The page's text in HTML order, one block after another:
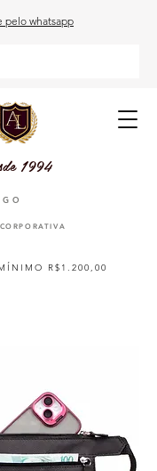
pelo whatsapp
1994
R$1.200,00